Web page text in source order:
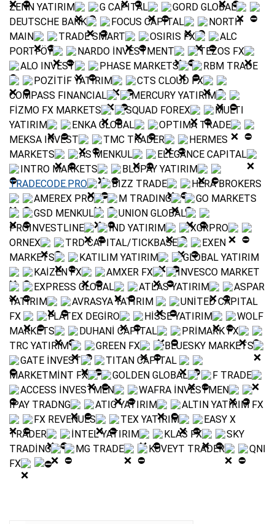
ZENN YATIRIM G CAPITAL
GORD GLOBAL
DEUTSCHE BANK
FOCUS CAPITAL
NORTH
MAIN
TRADE SMART OSIRIS FX
ALC
PORTFÖY
NARDO İNVESTMENT
TEZOS FX
ALO INVEST
PHASE MARKETS
RBM TRADE
POZİTİF YATIRIM
CTS CLOUD FX
COMPASS FINANCIAL
MERCURY YATIRIM
FİZMO FX MARKETS
SQUAD FOREX
MULTI
YATIRIM
ENKA GLOBAL
OPTIMA TRADE
MEKSA INVEST
TMC TRADER
HERMES
MARKETS
AS MENKUL
ELEGANCE CAPITAL
INTRO MARKETS
BLUPAY YATIRIM
TRADECODE.PRO
BIZZ TRADE
HERA BROKERS
AMEREX PRO
M TRADING
GO MARKETS
GSD MENKUL
UNION GLOBAL
PROINVESTLINE
İND YATIRIM
XGRPRO
ORNEX
TRD CAPITAL/TICKBASE
EXEN
MARKETS
KATILIM YATIRIM
GLOBAL YATIRIM
KAİZEN FX
AMXER FX
İNVESCO MARKET
EXPRESS GLOBAL
ATLAS YATIRIM
ASPAR
YATIRIM
AVRASYA YATIRIM
UNİTED CAPITAL
FX
FLATEX DEGİRO HİSSE YATIRIM
WOLF
MARKETS
DUHANİ CAPITAL
PRİMARK FX
TRC YATIRIM
GREEN FX
BLUESKY MARKETS
GATE İNVEST
TITAN CAPITAL
MARKETMİNT FX
GOLDEN GLOBAL
F TRADE
ACCESS İNVESTMEN
WAFRA İNVESTMEN
İPAY TRADNG
ATIG YATIRIM
ALTIN YATIRIM FX
FX REVENUES
TEX YATIRIM
EASY X
TRADER
İNTEL YATIRIM KLAS FX
SKY
TRADİNG
MG TRADE KUVEYT TRADER
QNI
FX